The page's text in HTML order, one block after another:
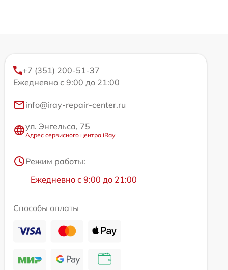
+7 (351) 200-51-37
Ежедневно с 9:00 до 21:00
info@iray-repair-center.ru
ул. Энгельса, 75
Адрес сервисного центра iRay
Режим работы:
Ежедневно с 9:00 до 21:00
Способы оплаты